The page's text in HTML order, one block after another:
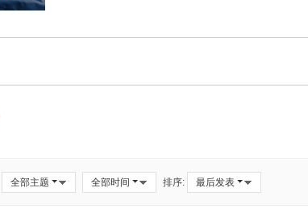
2 3 4 5
全部主题 全部时间 排序: 最后发表